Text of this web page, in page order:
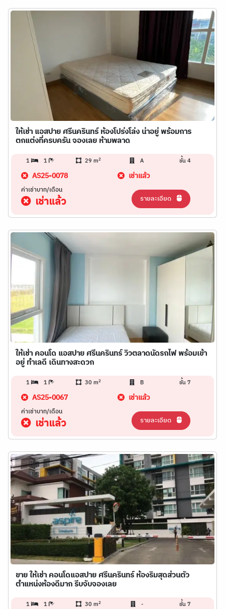
ให้เช่า แอสปาย ศรีนครินทร์ ห้องโปร่งโล่ง น่าอยู่ พร้อมการ
ตกแต่งที่ครบครัน จองเลย ห้ามพลาด
1 1 29 m2 A ชั้น 4
AS25-0078 เช่าแล้ว
ค่าเช่าบาท/เดือน
เช่าแล้ว รายละเอียด
ให้เช่า คอนโด แอสปาย ศรีนครินทร์ วิวตลาดนัดรถไฟ พร้อมเข้า
อยู่ ทำเลดี เดินทางสะดวก
1 1 30 m2 B ชั้น 7
AS25-0067 เช่าแล้ว
ค่าเช่าบาท/เดือน
เช่าแล้ว รายละเอียด
ขาย ให้เช่า คอนโดแอสปาย ศรีนครินทร์ ห้องริมสุดส่วนตัว
ตำแหน่งห้องดีมาก รีบจับจองเลย
1 1 30 m2 - ชั้น 7